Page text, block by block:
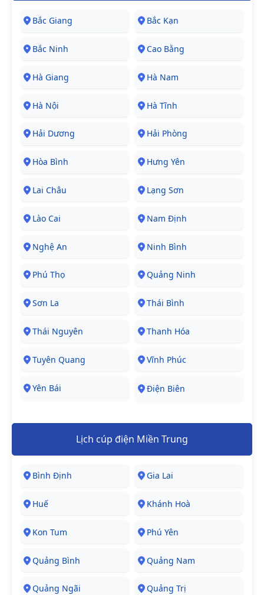
Bắc Giang Bắc Kạn
Bắc Ninh Cao Bằng
Hà Giang Hà Nam
Hà Nội Hà Tĩnh
Hải Dương Hải Phòng
Hòa Bình Hưng Yên
Lai Châu Lạng Sơn
Lào Cai Nam Định
Nghệ An Ninh Bình
Phú Thọ Quảng Ninh
Sơn La Thái Bình
Thái Nguyên Thanh Hóa
Tuyên Quang Vĩnh Phúc
Yên Bái Điện Biên
Lịch cúp điện Miền Trung
Bình Định Gia Lai
Huế Khánh Hoà
Kon Tum Phú Yên
Quảng Bình Quảng Nam
Quảng Ngãi Quảng Trị